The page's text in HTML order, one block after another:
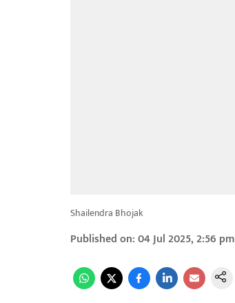
Shailendra Bhojak
Published on:04 Jul 2025, 2:56 pm